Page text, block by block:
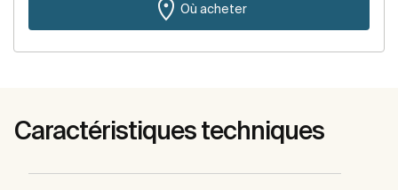
Où acheter
Caractéristiques techniques